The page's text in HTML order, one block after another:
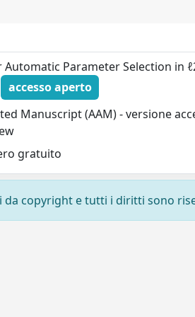
Parameter Selection in
accesso aperto
Manuscript (AAM) - versione
gratuito
copyright e tutti i diritti sono